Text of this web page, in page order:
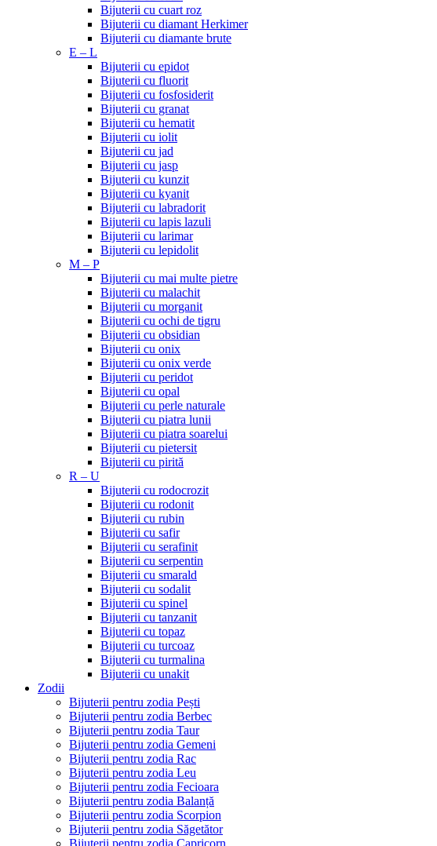
Bijuterii cu cuart roz
Bijuterii cu diamant Herkimer
Bijuterii cu diamante brute
E – L
Bijuterii cu epidot
Bijuterii cu fluorit
Bijuterii cu fosfosiderit
Bijuterii cu granat
Bijuterii cu hematit
Bijuterii cu iolit
Bijuterii cu jad
Bijuterii cu jasp
Bijuterii cu kunzit
Bijuterii cu kyanit
Bijuterii cu labradorit
Bijuterii cu lapis lazuli
Bijuterii cu larimar
Bijuterii cu lepidolit
M – P
Bijuterii cu mai multe pietre
Bijuterii cu malachit
Bijuterii cu morganit
Bijuterii cu ochi de tigru
Bijuterii cu obsidian
Bijuterii cu onix
Bijuterii cu onix verde
Bijuterii cu peridot
Bijuterii cu opal
Bijuterii cu perle naturale
Bijuterii cu piatra lunii
Bijuterii cu piatra soarelui
Bijuterii cu pietersit
Bijuterii cu pirită
R – U
Bijuterii cu rodocrozit
Bijuterii cu rodonit
Bijuterii cu rubin
Bijuterii cu safir
Bijuterii cu serafinit
Bijuterii cu serpentin
Bijuterii cu smarald
Bijuterii cu sodalit
Bijuterii cu spinel
Bijuterii cu tanzanit
Bijuterii cu topaz
Bijuterii cu turcoaz
Bijuterii cu turmalina
Bijuterii cu unakit
Zodii
Bijuterii pentru zodia Pești
Bijuterii pentru zodia Berbec
Bijuterii pentru zodia Taur
Bijuterii pentru zodia Gemeni
Bijuterii pentru zodia Rac
Bijuterii pentru zodia Leu
Bijuterii pentru zodia Fecioara
Bijuterii pentru zodia Balanță
Bijuterii pentru zodia Scorpion
Bijuterii pentru zodia Săgetător
Bijuterii pentru zodia Capricorn